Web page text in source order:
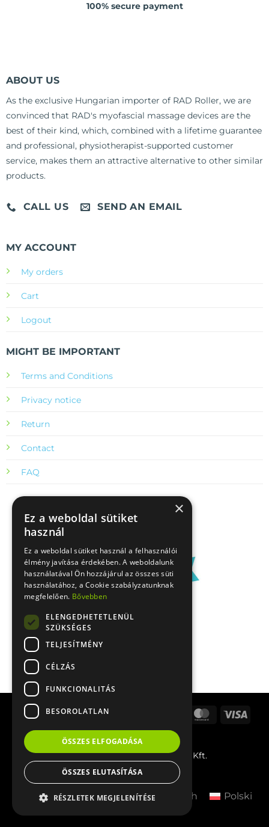
100% secure payment
ABOUT US
As the exclusive Hungarian importer of RAD Roller, we are
convinced that RAD's myofascial massage devices are the
best of their kind, which, combined with a lifetime guarantee
and professional, physiotherapist-supported customer
service, makes them an attractive alternative to other similar
products.
CALL US SEND AN EMAIL
MY ACCOUNT
My orders
Cart
Logout
MIGHT BE IMPORTANT
Terms and Conditions
Privacy notice
Return
Contact
FAQ
Stripe
Apple
Cash
Delivery
MasterCard
Visa
PayPal
© 2026 BFour Innovative Tools Kft.
Magyar English Deutsch Polski
×
Ez a weboldal sütiket
használ
Ez a weboldal sütiket használ a felhasználói
élmény javítása érdekében. A weboldalunk
használatával Ön hozzájárul az összes süti
használatához, a Cookie szabályzatunknak
megfelelően. Bővebben
ELENGEDHETETLENÜL
SZÜKSÉGES
TELJESÍTMÉNY
CÉLZÁS
FUNKCIONALITÁS
BESOROLATLAN
ÖSSZES ELFOGADÁSA
ÖSSZES ELUTASÍTÁSA
RÉSZLETEK MEGJELENÍTÉSE